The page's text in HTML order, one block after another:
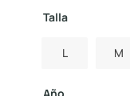
Talla
L M